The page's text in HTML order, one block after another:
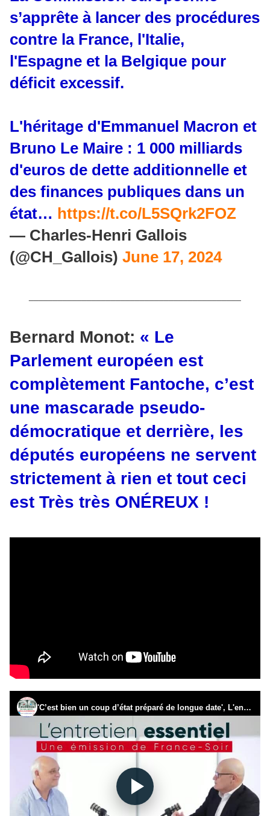
s’apprête à lancer des procédures
contre la France, l'Italie,
l'Espagne et la Belgique pour
déficit excessif.
L'héritage d'Emmanuel Macron et
Bruno Le Maire : 1 000 milliards
d'euros de dette additionnelle et
des finances publiques dans un
état… https://t.co/L5SQrk2FOZ
— Charles-Henri Gallois
(@CH_Gallois) June 17, 2024
Bernard Monot: « Le
Parlement européen est
complètement Fantoche, c’est
une mascarade pseudo-
démocratique et derrière, les
députés européens ne servent
strictement à rien et tout ceci
est Très très ONÉREUX !